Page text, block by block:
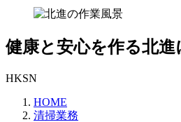
健康と安心を作る北進
HKSN
HOME
清掃業務